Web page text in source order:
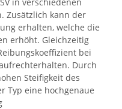
Zusätzlich kann der
erhalten, welche die
erhöht. Gleichzeitig
bei
Durch
Steifigkeit des
Typ eine hochgenaue